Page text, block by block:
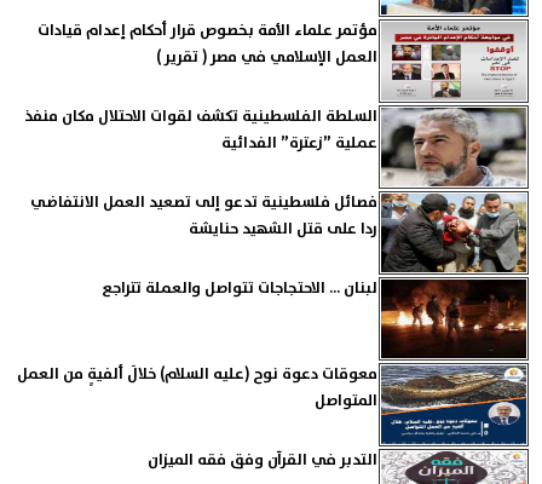
مؤتمر علماء الأمة بخصوص قرار أحكام إعدام قيادات
العمل الإسلامي في مصر ( تقرير )
السلطة الفلسطينية تكشف لقوات الاحتلال مكان منفذ
عملية ”زعترة” الفدائية
فصائل فلسطينية تدعو إلى تصعيد العمل الانتفاضي
ردا على قتل الشهيد حنايشة
لبنان ... الاحتجاجات تتواصل والعملة تتراجع
معوقات دعوة نوح (عليه السلام) خلالَ ألفيةٍ من العمل
المتواصل
التدبر في القرآن وفق فقه الميزان